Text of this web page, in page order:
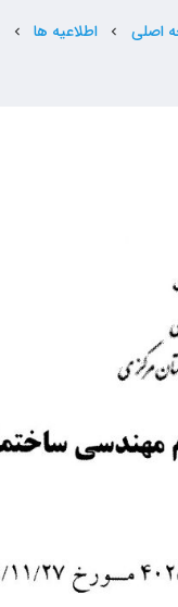
اصلی chevron_left اطلاعیه ها chevron_left